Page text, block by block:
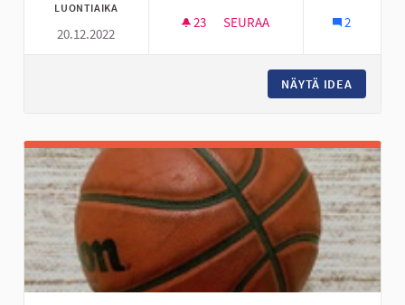
LUONTIAIKA
20.12.2022
23 23 SEURAAJAA
SEURAA 2
NÄYTÄ IDEA